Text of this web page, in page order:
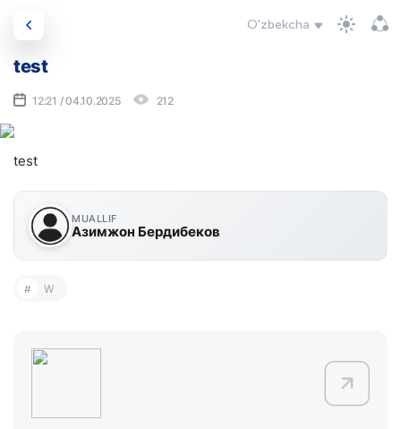
O'zbekcha
test
12:21 / 04.10.2025 212
test
MUALLIF
Азимжон Бердибеков
# W